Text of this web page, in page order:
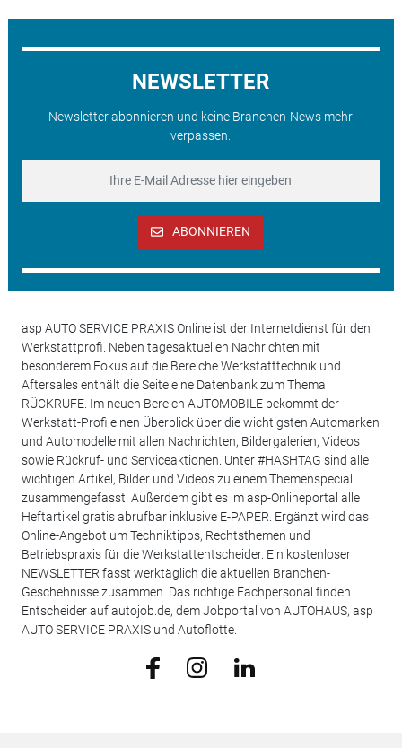
NEWSLETTER
Newsletter abonnieren und keine Branchen-News mehr
verpassen.
ABONNIEREN
asp AUTO SERVICE PRAXIS Online ist der Internetdienst für den
Werkstattprofi. Neben tagesaktuellen Nachrichten mit
besonderem Fokus auf die Bereiche Werkstatttechnik und
Aftersales enthält die Seite eine Datenbank zum Thema
RÜCKRUFE. Im neuen Bereich AUTOMOBILE bekommt der
Werkstatt-Profi einen Überblick über die wichtigsten Automarken
und Automodelle mit allen Nachrichten, Bildergalerien, Videos
sowie Rückruf- und Serviceaktionen. Unter #HASHTAG sind alle
wichtigen Artikel, Bilder und Videos zu einem Themenspecial
zusammengefasst. Außerdem gibt es im asp-Onlineportal alle
Heftartikel gratis abrufbar inklusive E-PAPER. Ergänzt wird das
Online-Angebot um Techniktipps, Rechtsthemen und
Betriebspraxis für die Werkstattentscheider. Ein kostenloser
NEWSLETTER fasst werktäglich die aktuellen Branchen-
Geschehnisse zusammen. Das richtige Fachpersonal finden
Entscheider auf autojob.de, dem Jobportal von AUTOHAUS, asp
AUTO SERVICE PRAXIS und Autoflotte.